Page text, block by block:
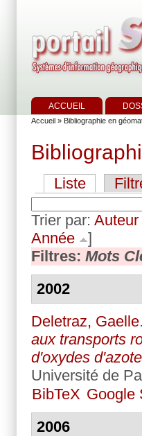
ACCUEIL
Accueil » Bibliographie en
Liste
Trier par: Auteur
Année
]
Filtres: Mots
2002
Deletraz, Gaelle.
aux transports
d'oxydes
Université de
BibTeX Google
2006